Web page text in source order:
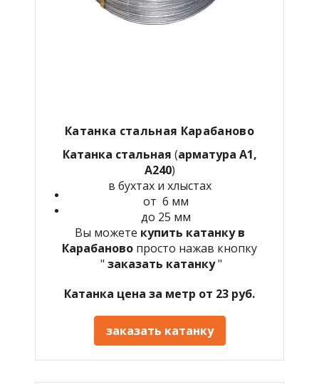
Катанка стальная Карабаново
Катанка стальная (арматура А1,
А240)
в бухтах и хлыстах
от 6 мм
до 25 мм
Вы можете купить катанку в
Карабаново просто нажав кнопку
" заказать катанку"
Катанка цена за метр от 23 руб.
заказать катанку